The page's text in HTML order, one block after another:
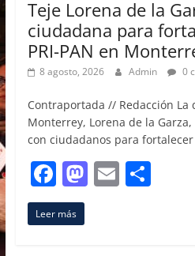
Teje Lorena de la
ciudadana para
PRI-PAN en
8 agosto, 2026 Admin 0
Contraportada // Redacción
Monterrey, Lorena de la
con ciudadanos para
F
a
c
M E C
Leer más